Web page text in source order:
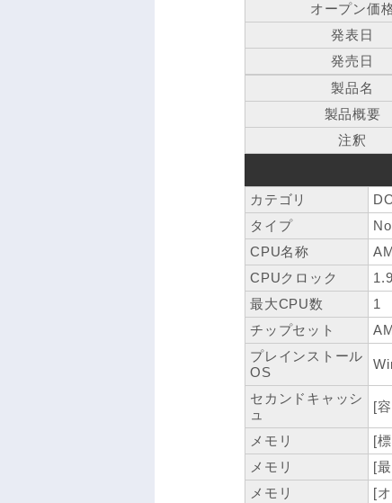
オープン価
発表日
発売日
製品名
製品概要
注釈
カテゴリ
タイプ
CPU名称
CPUクロック
最大CPU数
1
チップセット
プレインストール
OS
セカンドキャッシ
ュ
[
メモリ
[
メモリ
[
メモリ
[